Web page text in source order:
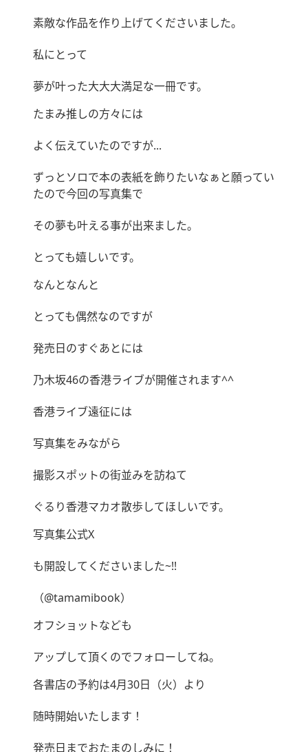
素敵な作品を作り上げてくださいました。
私にとって
夢が叶った大大大満足な一冊です。
たまみ推しの方々には
よく伝えていたのですが...
ずっとソロで本の表紙を飾りたいなぁと願ってい
たので今回の写真集で
その夢も叶える事が出来ました。
とっても嬉しいです。
なんとなんと
とっても偶然なのですが
発売日のすぐあとには
乃木坂46の香港ライブが開催されます^^
香港ライブ遠征には
写真集をみながら
撮影スポットの街並みを訪ねて
ぐるり香港マカオ散歩してほしいです。
写真集公式X
も開設してくださいました~!!
（@tamamibook）
オフショットなども
アップして頂くのでフォローしてね。
各書店の予約は4月30日（火）より
随時開始いたします！
発売日までおたまのしみに！